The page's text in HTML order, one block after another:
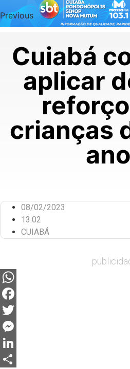
Previous
Cuiabá
aplicar
crianças
08/02/2023
13:02
CUIABÁ
WhatsApp
Facebook
Twitter
Messenger
LinkedIn